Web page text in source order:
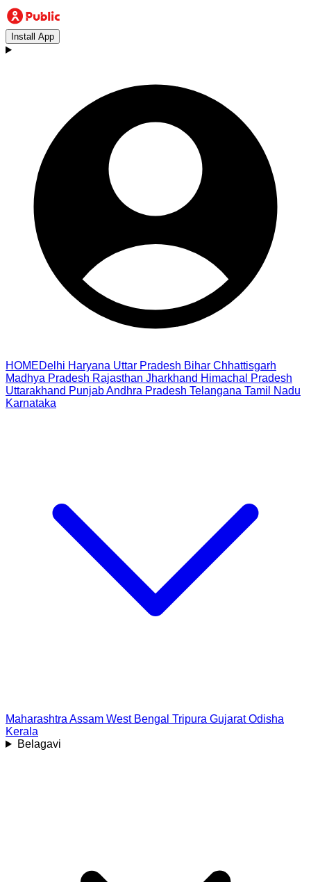
Install App
HOMEDelhi Haryana Uttar Pradesh Bihar Chhattisgarh
Madhya Pradesh Rajasthan Jharkhand Himachal Pradesh
Uttarakhand PunjabAndhra Pradesh Telangana Tamil Nadu
Karnataka
Maharashtra Assam West Bengal Tripura Gujarat Odisha
Kerala
Belagavi